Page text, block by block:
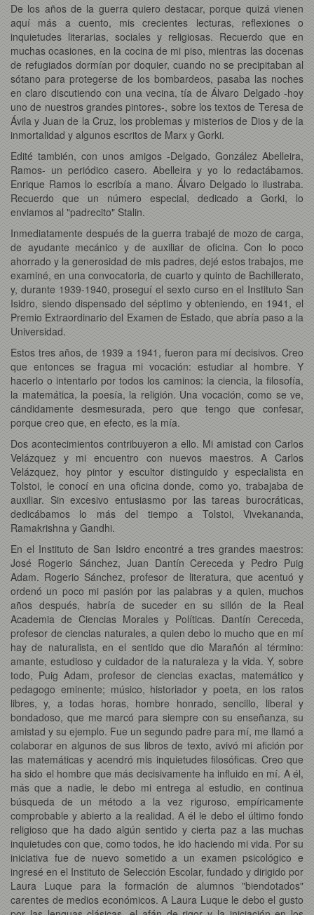
De los años de la guerra quiero destacar, porque quizá vienen
aquí más a cuento, mis crecientes lecturas, reflexiones o
inquietudes literarias, sociales y religiosas. Recuerdo que en
muchas ocasiones, en la cocina de mi piso, mientras las docenas
de refugiados dormían por doquier, cuando no se precipitaban al
sótano para protegerse de los bombardeos, pasaba las noches
en claro discutiendo con una vecina, tía de Álvaro Delgado -hoy
uno de nuestros grandes pintores-, sobre los textos de Teresa de
Ávila y Juan de la Cruz, los problemas y misterios de Dios y de la
inmortalidad y algunos escritos de Marx y Gorki.
Edité también, con unos amigos -Delgado, González Abelleira,
Ramos- un periódico casero. Abelleira y yo lo redactábamos.
Enrique Ramos lo escribía a mano. Álvaro Delgado lo ilustraba.
Recuerdo que un número especial, dedicado a Gorki, lo
enviamos al "padrecito" Stalin.
Inmediatamente después de la guerra trabajé de mozo de carga,
de ayudante mecánico y de auxiliar de oficina. Con lo poco
ahorrado y la generosidad de mis padres, dejé estos trabajos, me
examiné, en una convocatoria, de cuarto y quinto de Bachillerato,
y, durante 1939-1940, proseguí el sexto curso en el Instituto San
Isidro, siendo dispensado del séptimo y obteniendo, en 1941, el
Premio Extraordinario del Examen de Estado, que abría paso a la
Universidad.
Estos tres años, de 1939 a 1941, fueron para mí decisivos. Creo
que entonces se fragua mi vocación: estudiar al hombre. Y
hacerlo o intentarlo por todos los caminos: la ciencia, la filosofía,
la matemática, la poesía, la religión. Una vocación, como se ve,
cándidamente desmesurada, pero que tengo que confesar,
porque creo que, en efecto, es la mía.
Dos acontecimientos contribuyeron a ello. Mi amistad con Carlos
Velázquez y mi encuentro con nuevos maestros. A Carlos
Velázquez, hoy pintor y escultor distinguido y especialista en
Tolstoi, le conocí en una oficina donde, como yo, trabajaba de
auxiliar. Sin excesivo entusiasmo por las tareas burocráticas,
dedicábamos lo más del tiempo a Tolstoi, Vivekananda,
Ramakrishna y Gandhi.
En el Instituto de San Isidro encontré a tres grandes maestros:
José Rogerio Sánchez, Juan Dantín Cereceda y Pedro Puig
Adam. Rogerio Sánchez, profesor de literatura, que acentuó y
ordenó un poco mi pasión por las palabras y a quien, muchos
años después, habría de suceder en su sillón de la Real
Academia de Ciencias Morales y Políticas. Dantín Cereceda,
profesor de ciencias naturales, a quien debo lo mucho que en mí
hay de naturalista, en el sentido que dio Marañón al término:
amante, estudioso y cuidador de la naturaleza y la vida. Y, sobre
todo, Puig Adam, profesor de ciencias exactas, matemático y
pedagogo eminente; músico, historiador y poeta, en los ratos
libres, y, a todas horas, hombre honrado, sencillo, liberal y
bondadoso, que me marcó para siempre con su enseñanza, su
amistad y su ejemplo. Fue un segundo padre para mí, me llamó a
colaborar en algunos de sus libros de texto, avivó mi afición por
las matemáticas y acendró mis inquietudes filosóficas. Creo que
ha sido el hombre que más decisivamente ha influido en mí. A él,
más que a nadie, le debo mi entrega al estudio, en continua
búsqueda de un método a la vez riguroso, empíricamente
comprobable y abierto a la realidad. A él le debo el último fondo
religioso que ha dado algún sentido y cierta paz a las muchas
inquietudes con que, como todos, he ido haciendo mi vida. Por su
iniciativa fue de nuevo sometido a un examen psicológico e
ingresé en el Instituto de Selección Escolar, fundado y dirigido por
Laura Luque para la formación de alumnos "biendotados"
carentes de medios económicos. A Laura Luque le debo el gusto